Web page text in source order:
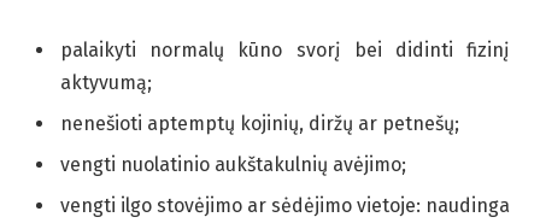
palaikyti normalų kūno svorį bei didinti fizinį
aktyvumą;
nenešioti aptemptų kojinių, diržų ar petnešų;
vengti nuolatinio aukštakulnių avėjimo;
vengti ilgo stovėjimo ar sėdėjimo vietoje: naudinga